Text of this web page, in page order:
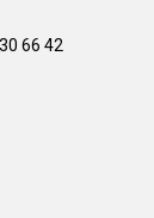
66 42